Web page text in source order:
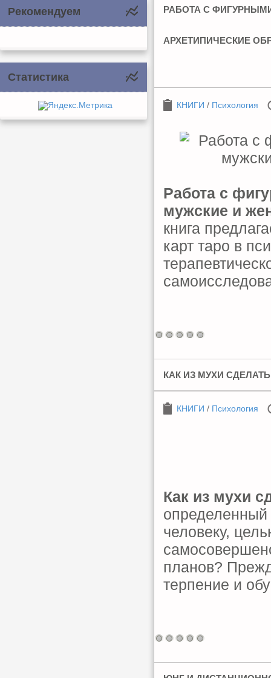
Рекомендуем
Статистика
РАБОТА С
АРХЕТИПИЧЕСКИЕ
КНИГИ / Психология
Работа с
мужские и
книга
карт таро в
КАК ИЗ МУХИ
КНИГИ / Психология
Как из мухи
определенный
человеку,
планов?
терпение и